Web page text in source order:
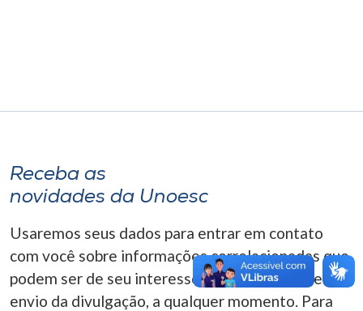
A-
Receba as
novidades da Unoesc
Usaremos seus dados para entrar em contato
com você sobre informações correlacionadas que
podem ser de seu interesse. Você pode cancelar o
envio da divulgação, a qualquer momento. Para